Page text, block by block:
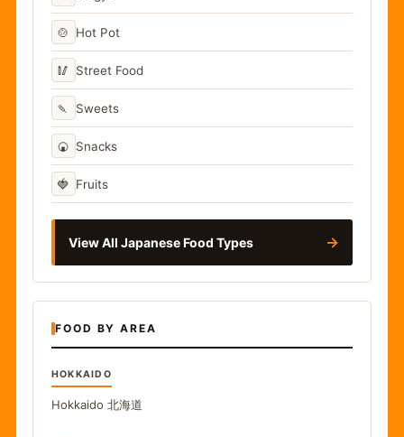
🍲 Hot Pot
🥢 Street Food
🍡 Sweets
🍘 Snacks
🍓 Fruits
View All Japanese Food Types →
FOOD BY AREA
HOKKAIDO
Hokkaido 北海道